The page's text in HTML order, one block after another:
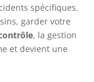
spécifiques.
garder votre
, la gestion
et devient une